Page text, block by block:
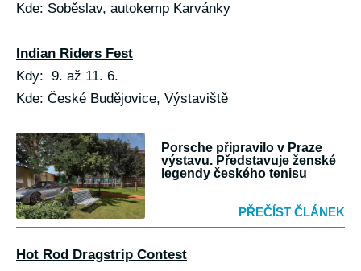
Kde: Soběslav, autokemp Karvánky
Indian Riders Fest
Kdy: 9. až 11. 6.
Kde: České Budějovice, Výstaviště
Porsche připravilo v Praze
výstavu. Představuje ženské
legendy českého tenisu
PŘEČÍST ČLÁNEK
Hot Rod Dragstrip Contest